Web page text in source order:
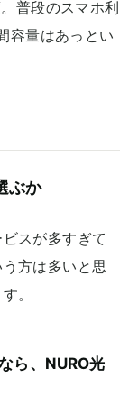
普段のスマホ利
容量はあっとい
ぶか
スが多すぎて
方は多いと思
。
ら、NURO光